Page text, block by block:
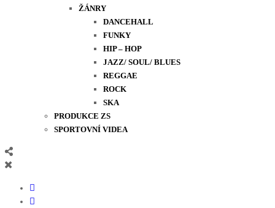
ŽÁNRY
DANCEHALL
FUNKY
HIP – HOP
JAZZ/ SOUL/ BLUES
REGGAE
ROCK
SKA
PRODUKCE ZS
SPORTOVNÍ VIDEA